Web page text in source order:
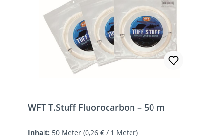
WFT T.Stuff Fluorocarbon – 50 m
Inhalt: 50 Meter (0,26 € / 1 Meter)